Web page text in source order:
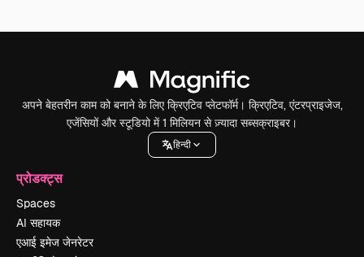
अपने बेहतरीन काम को बनाने के लिए क्रिएटिव प्लेटफॉर्म। क्रिएटिव, एंटरप्राइजेज,
एजेंसियों और स्टूडियो में 1 मिलियन से ज़्यादा सब्सक्राइबर।
हिन्दी
प्रोडक्ट्स
Spaces
AI सहायक
एआई इमेज जेनरेटर